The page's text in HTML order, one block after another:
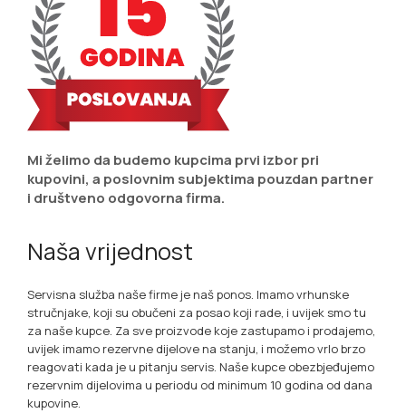
Mi želimo da budemo kupcima prvi izbor pri
kupovini, a poslovnim subjektima pouzdan partner
i društveno odgovorna firma.
Naša vrijednost
Servisna služba naše firme je naš ponos. Imamo vrhunske
stručnjake, koji su obučeni za posao koji rade, i uvijek smo tu
za naše kupce. Za sve proizvode koje zastupamo i prodajemo,
uvijek imamo rezervne dijelove na stanju, i možemo vrlo brzo
reagovati kada je u pitanju servis. Naše kupce obezbjeđujemo
rezervnim dijelovima u periodu od minimum 10 godina od dana
kupovine.